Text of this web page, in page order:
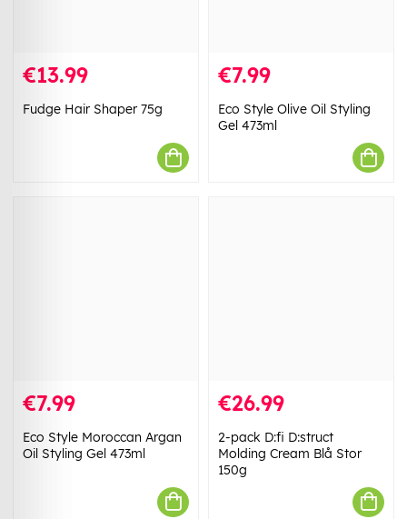
€13.99
Fudge Hair Shaper 75g
€7.99
Eco Style Olive Oil Styling
Gel 473ml
€7.99
Eco Style Moroccan Argan
Oil Styling Gel 473ml
€26.99
2-pack D:fi D:struct
Molding Cream Blå Stor
150g